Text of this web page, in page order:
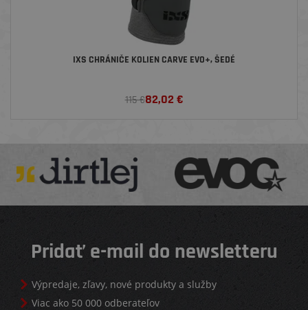
IXS CHRÁNIČE KOLIEN CARVE EVO+, ŠEDÉ
115 €82,02 €
Pridať e-mail do newsletteru
Výpredaje, zľavy, nové produkty a služby
Viac ako 50 000 odberateľov